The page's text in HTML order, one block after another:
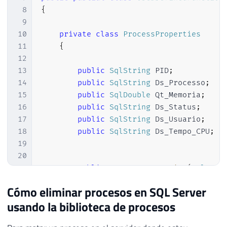
55
56
57
58
59
60
61
62
63
64
65
66
                linhaSQL
                pipe
            pipe
.SendResultsEnd();
catch
( Exception e )
}
8
9
10
11
12
13
14
15
16
17
18
19
20
21
23
24
{
private class
ProcessProperties
{
public SqlString PID;
public SqlString Ds_Processo ;
public SqlDouble Qt_Memoria ;
public SqlString Ds_Status ;
public SqlString Ds_Usuario ;
public SqlString Ds_Tempo_CPU ;
public ProcessProperties(
            PID
= pid;
            Ds_Processo
Cómo eliminar procesos en SQL Server
usando la biblioteca de procesos